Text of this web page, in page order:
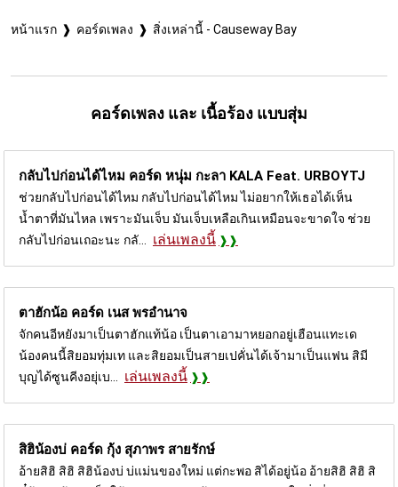
หน้าแรก คอร์ดเพลง สิ่งเหล่านี้ - Causeway Bay
คอร์ดเพลง และ เนื้อร้อง แบบสุ่ม
กลับไปก่อนได้ไหม คอร์ด หนุ่ม กะลา KALA Feat. URBOYTJ
ช่วยกลับไปก่อนได้ไหม กลับไปก่อนได้ไหม ไม่อยากให้เธอได้เห็น
น้ำตาที่มันไหล เพราะมันเจ็บ มันเจ็บเหลือเกินเหมือนจะขาดใจ ช่วย
กลับไปก่อนเถอะนะ กลั... เล่นเพลงนี้
ตาฮักน้อ คอร์ด เนส พรอำนาจ
จักคนอีหยังมาเป็นตาฮักแท้น้อ เป็นตาเอามาหยอกอยู่เฮือนแทะเด
น้องคนนี้สิยอมทุ่มเท และสิยอมเป็นสายเปคั่นได้เจ้ามาเป็นแฟน สิมี
บุญได้ซูนคีงอยุ่เบ... เล่นเพลงนี้
สิฮิน้องบ่ คอร์ด กุ้ง สุภาพร สายรักษ์
อ้ายสิฮิ สิฮิ สิฮิน้องบ่ บ่แม่นของใหม่ แต่กะพอ สิได้อยู่น้อ อ้ายสิฮิ สิฮิ สิ